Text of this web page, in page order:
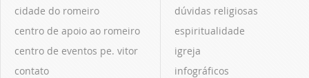
cidade do romeiro
centro de apoio ao romeiro
centro de eventos pe. vitor
contato
dúvidas religiosas
espiritualidade
igreja
infográficos